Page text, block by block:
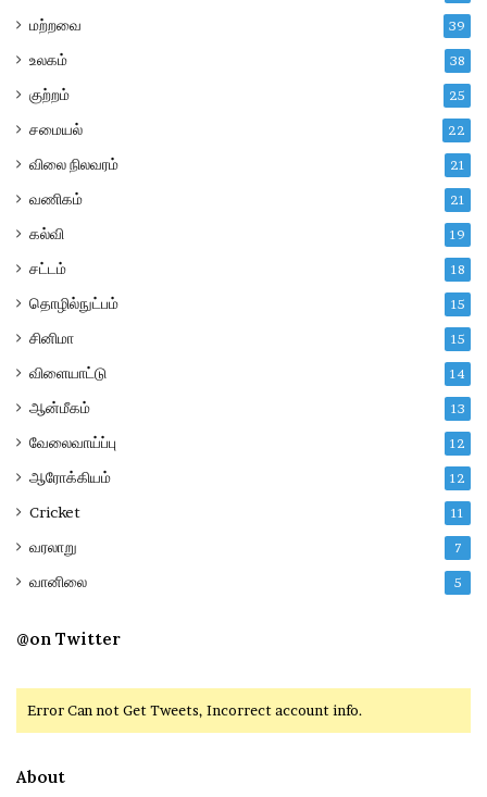
மற்றவை 39
உலகம் 38
குற்றம் 25
சமையல் 22
விலை நிலவரம் 21
வணிகம் 21
கல்வி 19
சட்டம் 18
தொழில்நுட்பம் 15
சினிமா 15
விளையாட்டு 14
ஆன்மீகம் 13
வேலைவாய்ப்பு 12
ஆரோக்கியம் 12
Cricket 11
வரலாறு 7
வானிலை 5
@on Twitter
Error Can not Get Tweets, Incorrect account info.
About